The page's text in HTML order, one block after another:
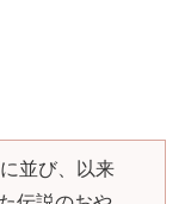
並び、以来